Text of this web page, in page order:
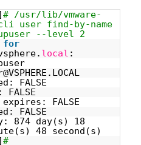
# /usr/lib/vmware-
user find-by-name
--level 2
for
local :
FALSE
FALSE
FALSE
874 day(s) 18
48 second(s)
#